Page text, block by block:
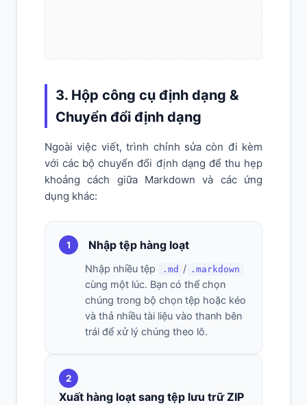
3. Hộp công cụ định dạng &
Chuyển đổi định dạng
Ngoài việc viết, trình chỉnh sửa còn đi kèm
với các bộ chuyển đổi định dạng để thu hẹp
khoảng cách giữa Markdown và các ứng
dụng khác:
1 Nhập tệp hàng loạt
Nhập nhiều tệp .md / .markdown
cùng một lúc. Bạn có thể chọn
chúng trong bộ chọn tệp hoặc kéo
và thả nhiều tài liệu vào thanh bên
trái để xử lý chúng theo lô.
2
Xuất hàng loạt sang tệp lưu trữ ZIP